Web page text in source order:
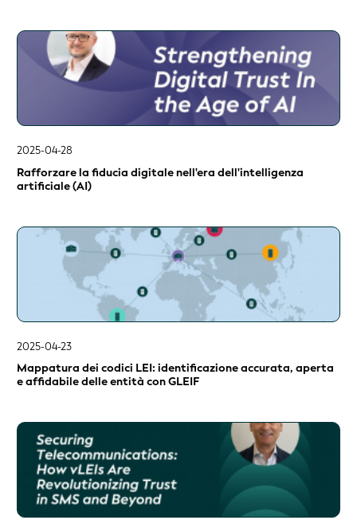
2025-04-28
Rafforzare la fiducia digitale nell'era dell'intelligenza
artificiale (AI)
2025-04-23
Mappatura dei codici LEI: identificazione accurata, aperta
e affidabile delle entità con GLEIF